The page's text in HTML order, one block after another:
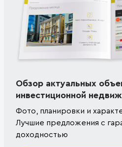
Обзор актуальных
инвестиционной
Фото, планировки и
Лучшие предложения с
доходностью